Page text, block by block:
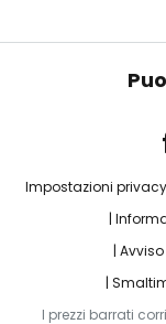
Impostazioni privacy
I prezzi barrati